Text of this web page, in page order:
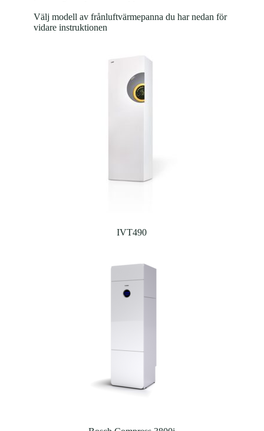
Välj modell av frånluftvärmepanna du har nedan för
vidare instruktionen
IVT490